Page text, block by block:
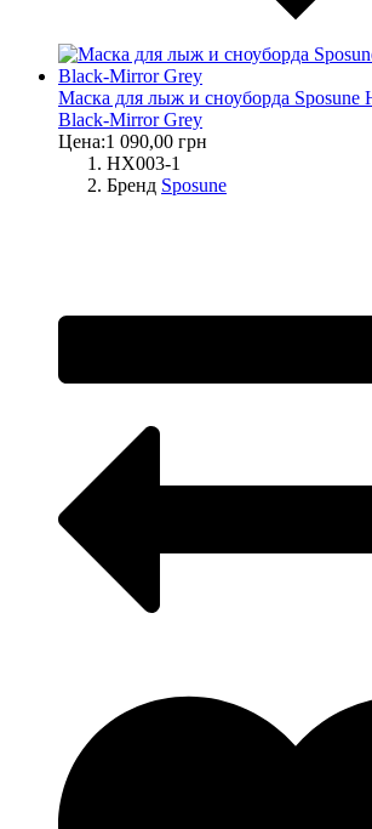
Маска для лыж и сноуборда Sposune
Black-Mirror Grey
Цена:1 090,00 грн
HX003-1
Бренд Sposune